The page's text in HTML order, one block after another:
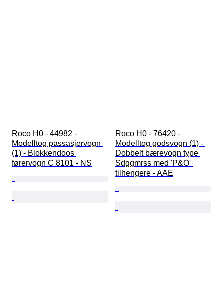
Roco H0 - 44982 -
Modelltog passasjervogn
(1) - Blokkendoos
førervogn C 8101 - NS
Roco H0 - 76420 -
Modelltog godsvogn (1) -
Dobbelt bærevogn type
Sdggmrss med 'P&O'
tilhengere - AAE